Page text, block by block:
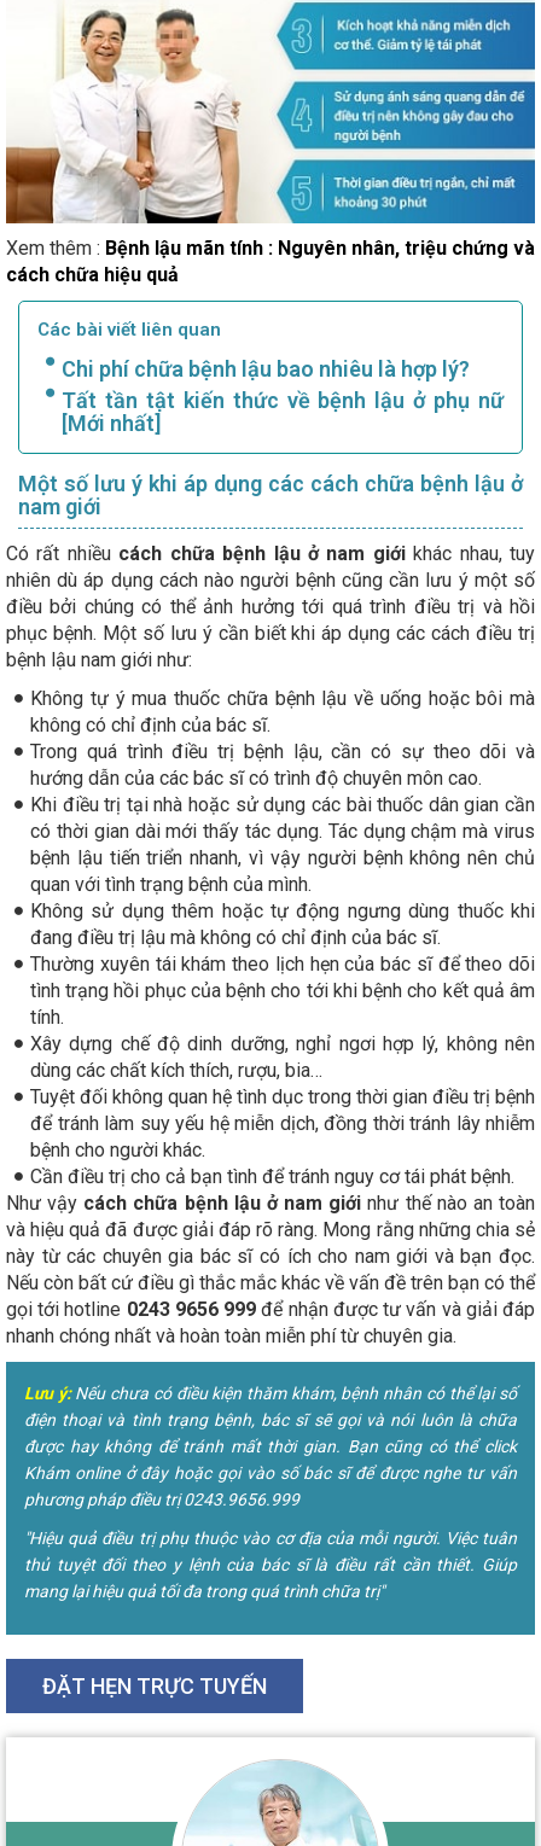
Xem thêm : Bệnh lậu mãn tính : Nguyên nhân, triệu chứng và
cách chữa hiệu quả
Các bài viết liên quan
Chi phí chữa bệnh lậu bao nhiêu là hợp lý?
Tất tần tật kiến thức về bệnh lậu ở phụ nữ
[Mới nhất]
Một số lưu ý khi áp dụng các cách chữa bệnh lậu ở
nam giới
Có rất nhiều cách chữa bệnh lậu ở nam giớikhác nhau, tuy
nhiên dù áp dụng cách nào người bệnh cũng cần lưu ý một số
điều bởi chúng có thể ảnh hưởng tới quá trình điều trị và hồi
phục bệnh. Một số lưu ý cần biết khi áp dụng các cách điều trị
bệnh lậu nam giới như:
Không tự ý mua thuốc chữa bệnh lậu về uống hoặc bôi mà
không có chỉ định của bác sĩ.
Trong quá trình điều trị bệnh lậu, cần có sự theo dõi và
hướng dẫn của các bác sĩ có trình độ chuyên môn cao.
Khi điều trị tại nhà hoặc sử dụng các bài thuốc dân gian cần
có thời gian dài mới thấy tác dụng. Tác dụng chậm mà virus
bệnh lậu tiến triển nhanh, vì vậy người bệnh không nên chủ
quan với tình trạng bệnh của mình.
Không sử dụng thêm hoặc tự động ngưng dùng thuốc khi
đang điều trị lậu mà không có chỉ định của bác sĩ.
Thường xuyên tái khám theo lịch hẹn của bác sĩ để theo dõi
tình trạng hồi phục của bệnh cho tới khi bệnh cho kết quả âm
tính.
Xây dựng chế độ dinh dưỡng, nghỉ ngơi hợp lý, không nên
dùng các chất kích thích, rượu, bia…
Tuyệt đối không quan hệ tình dục trong thời gian điều trị bệnh
để tránh làm suy yếu hệ miễn dịch, đồng thời tránh lây nhiễm
bệnh cho người khác.
Cần điều trị cho cả bạn tình để tránh nguy cơ tái phát bệnh.
Như vậy cách chữa bệnh lậu ở nam giớinhư thế nào an toàn
và hiệu quả đã được giải đáp rõ ràng. Mong rằng những chia sẻ
này từ các chuyên gia bác sĩ có ích cho nam giới và bạn đọc.
Nếu còn bất cứ điều gì thắc mắc khác về vấn đề trên bạn có thể
gọi tới hotline 0243 9656 999để nhận được tư vấn và giải đáp
nhanh chóng nhất và hoàn toàn miễn phí từ chuyên gia.
Lưu ý:Nếu chưa có điều kiện thăm khám, bệnh nhân có thể lại số
điện thoại và tình trạng bệnh, bác sĩ sẽ gọi và nói luôn là chữa
được hay không để tránh mất thời gian. Bạn cũng có thể click
Khám online ở đây hoặc gọi vào số bác sĩ để được nghe tư vấn
phương pháp điều trị 0243.9656.999
"Hiệu quả điều trị phụ thuộc vào cơ địa của mỗi người. Việc tuân
thủ tuyệt đối theo y lệnh của bác sĩ là điều rất cần thiết. Giúp
mang lại hiệu quả tối đa trong quá trình chữa trị"
ĐẶT HẸN TRỰC TUYẾN